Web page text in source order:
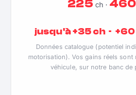
225 ch · 460
jusqu'à +35 ch ·
Données catalogue (potentiel
motorisation). Vos gains réels sont
véhicule, sur notre banc de